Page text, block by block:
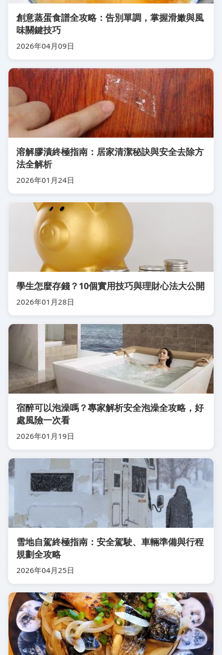
創意蒸蛋食譜全攻略：告別單調，掌握滑嫩與風
味關鍵技巧
2026年04月09日
溶解膠漬終極指南：居家清潔秘訣與安全去除方
法全解析
2026年01月24日
學生怎麼存錢？10個實用技巧與理財心法大公開
2026年01月28日
宿醉可以泡澡嗎？專家解析安全泡澡全攻略，好
處風險一次看
2026年01月19日
雪地自駕終極指南：安全駕駛、車輛準備與行程
規劃全攻略
2026年04月25日